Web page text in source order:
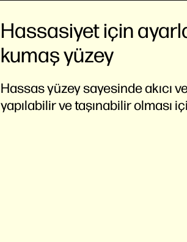
Hassasiyet için
kumaş yüzey
Hassas yüzey sayesinde akıcı
yapılabilir ve taşınabilir olması